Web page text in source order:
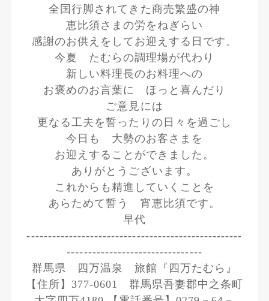
全国行脚されてきた商売繁盛の神
恵比須さまの労をねぎらい
感謝のお供えをしてお迎えする日です。
今夏 たむらの調理場が代わり
新しい料理長のお料理への
お褒めのお言葉に ほっと喜んだり
ご意見には
更なる工夫を誓ったりの日々を過ごし
今日も 大勢のお客さまを
お迎えすることができました。
ありがとうございます。
これからも精進していくことを
あらためて誓う 宵恵比須です。
早代
---------------------------------------------------
--------------------------------
群馬県 四万温泉 旅館『四万たむら』
【住所】377-0601 群馬県吾妻郡中之条町